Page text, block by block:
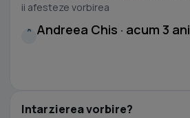
ii afesteze vorbirea
A Andreea Chis · acum 3 ani
Intarzierea vorbire?